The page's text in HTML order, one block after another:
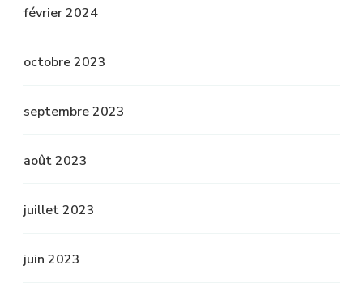
février 2024
octobre 2023
septembre 2023
août 2023
juillet 2023
juin 2023